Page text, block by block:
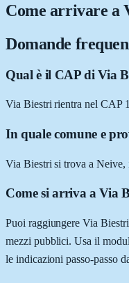
Come arrivare a
Domande
Qual è il CAP di Via
Via Biestri rientra nel CAP
In quale comune e
Via Biestri si trova a
Come si arriva a Via
Puoi raggiungere Via
mezzi pubblici. Usa il
le indicazioni passo-passo